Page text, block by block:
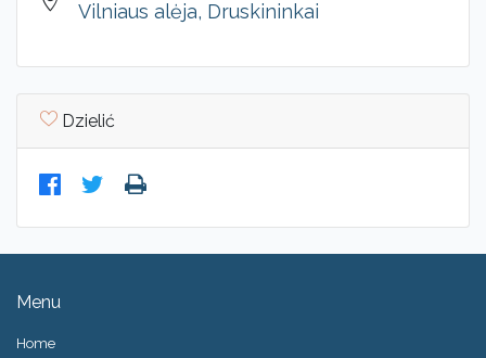
Vilniaus alėja, Druskininkai
Dzielić
Menu
Home